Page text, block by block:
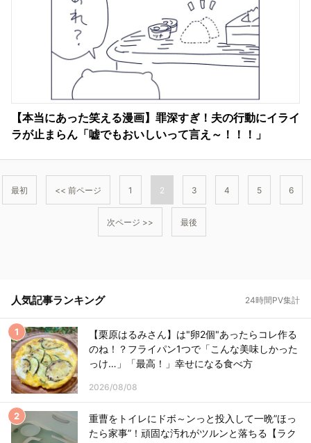
【本当にあった笑える漫画】罪深すぎ！夫の行動にイライ
ラが止まらん「嘘でもおいしいって言え～！！！」
最初 << 前ページ 1 2 3 4 5 6
次ページ >> 最後
人気記事ランキング 24時間PV集計
【栗原はるみさん】は"卵2個"あったらコレ作る
のね！？フライパン1つで「こんな美味しかった
っけ…」「最高！」幸せになる食べ方
2026/08/08
重曹をトイレにドボ～ンっと投入して一晩”ほっ
たら家事”！頑固な汚れがツルンと落ちる【ラク